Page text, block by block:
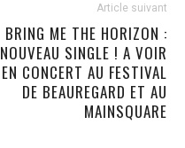
Article suivant
BRING ME THE HORIZON :
NOUVEAU SINGLE ! A VOIR
EN CONCERT AU FESTIVAL
DE BEAUREGARD ET AU
MAINSQUARE